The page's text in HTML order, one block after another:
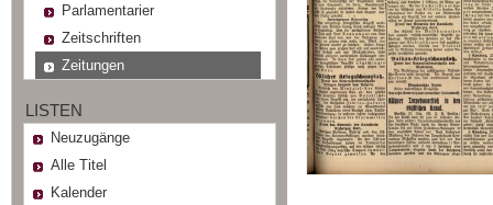
Parlamentarier
Zeitschriften
Zeitungen
LISTEN
Neuzugänge
Alle Titel
Kalender